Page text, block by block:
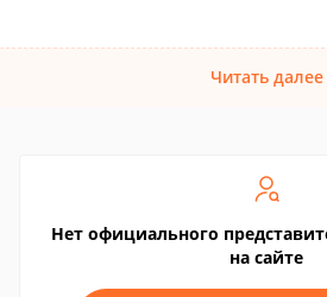
Читать далее
Нет официального
на сайте